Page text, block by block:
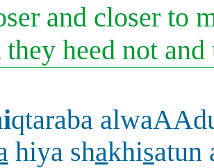
and closer to
they heed not
iqtaraba
hiya shakhisatun